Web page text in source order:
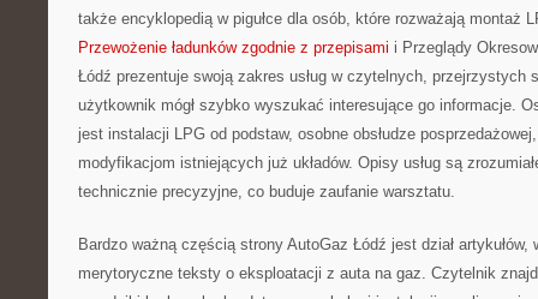
także encyklopedią w pigułce dla osób, które rozważają montaż
Przewożenie ładunków zgodnie z przepisami i Przeglądy
Łódź prezentuje swoją zakres usług w czytelnych, przejrzystych
użytkownik mógł szybko wyszukać interesujące go informacje.
jest instalacji LPG od podstaw, osobne obsłudze
modyfikacjom istniejących już układów. Opisy usług są
technicznie precyzyjne, co buduje zaufanie warsztatu.
Bardzo ważną częścią strony AutoGaz Łódź jest dział artykułów,
merytoryczne teksty o eksploatacji z auta na gaz. Czytelnik